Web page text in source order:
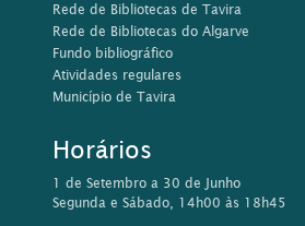
Rede de Bibliotecas de Tavira
Rede de Bibliotecas do Algarve
Fundo bibliográfico
Atividades regulares
Município de Tavira
Horários
1 de Setembro a 30 de Junho
Segunda e Sábado, 14h00 às 18h45